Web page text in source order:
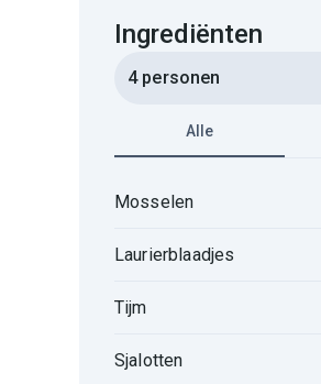
Ingrediënten
4 personen
Alle
Mosselen
Laurierblaadjes
Tijm
Sjalotten